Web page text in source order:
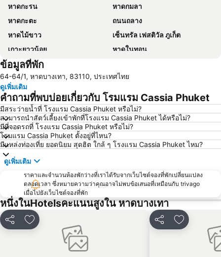
หาดกะรน
หาดกมลา
หาดกะตะ
ถนนถลาง
หาดไม้ขาว
เซ็นทรัล เฟสติวัล ภูเก็ต
เกาะยาวน้อย
หาดในทอน
วัดฉลอง
ซอยบางลา
วังถลาง
หาดในหาน
หาดสุรินทร์
ภูเก็ตแฟนตาซี
สนามมวยบางลา
จังซีลอน
อ่าวมาหยา
เกาะราชาใหญ่
เขาพิงกัน เกาะเจมส์บอนด์
ซอยรมณีย์
ชายหาดเกาะห้อง
สวนผีเสื้อและโลกแมลงภูเก็ต
เกาะยาวใหญ่
หาดป่าทราย
เกาะรังใหญ่
เกาะเฮ
พิพิธภัณฑ์สัตว์น้ำภูเก็ต
ข้อมูลที่พัก
64-64/1, หาดบางเทา, 83110, ประเทศไทย
ดูเพิ่มเติม
คำถามที่พบบ่อยเกี่ยวกับ โรมแรม Cassia Phuket
มีสระว่ายน้ำที่ โรงแรม Cassia Phuket หรือไม่?
สามารถนำสัตว์เลี้ยงเข้าพักที่โรงแรม Cassia Phuket ได้หรือไม่?
มีที่จอดรถที่ โรงแรม Cassia Phuket หรือไม่?
โรมแรม Cassia Phuket ตั้งอยู่ที่ไหน?
มีแหล่งท่องเที่ย ยอดนิยม สุดฮิต ใกล้ ๆ โรงแรม Cassia Phuket ไหม?
ดูเพิ่มเติม
ราคาและจำนวนห้องพักว่างที่เราได้รับจากเว็บไซต์จองที่พักเปลี่ยนแปลง
ตลอดเวลา ซึ่งหมายความว่าคุณอาจไม่พบข้อเสนอที่เหมือนกับ trivago
เมื่อไปยังเว็บไซต์จองที่พัก
หนึ่งในHotelsคะแนนสูงใน หาดบางเทา
แชร์ เพิ่มในรายการโปรด แชร์ เพิ่มในราย